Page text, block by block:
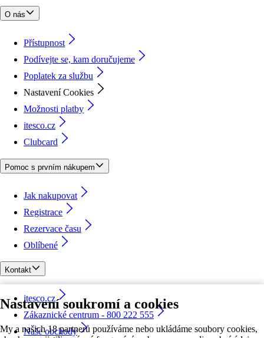
Nastavení soukromí a cookies
My a našich 18 partnerů používáme nebo ukládáme soubory cookies,
O nás
Přístupnost
Podívejte se, kam doručujeme
Poplatek za službu
Nastavení Cookies
Možnosti platby
itesco.cz
Clubcard
Pomoc s prvním nákupem
Jak nakupovat
Registrace
Rezervace času
Oblíbené
Kontakt
itesco.cz
Zákaznické centrum - 800 222 555
Naše obchody